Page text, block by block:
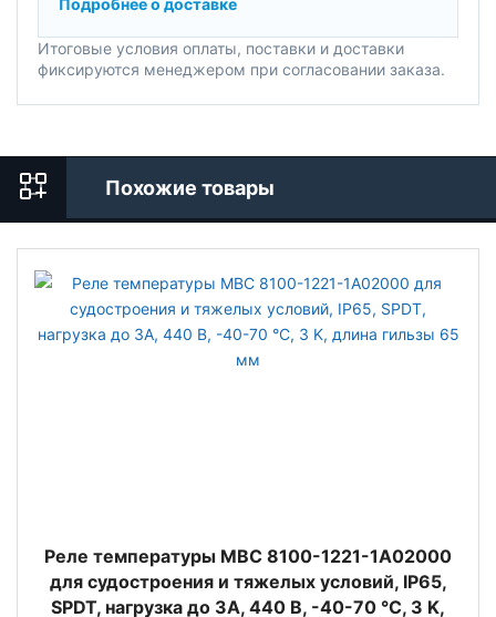
Итоговые условия оплаты, поставки и доставки
фиксируются менеджером при согласовании заказа.
Похожие товары
Реле температуры MBC 8100-1221-1A02000
для судостроения и тяжелых условий, IP65,
SPDT, нагрузка до 3А, 440 В, -40-70 °C, 3 K,